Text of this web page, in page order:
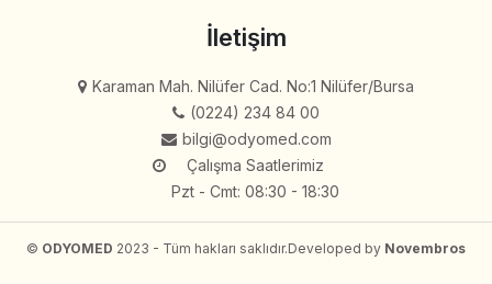
İletişim
Karaman Mah. Nilüfer Cad. No:1 Nilüfer/Bursa
(0224) 234 84 00
bilgi@odyomed.com
Çalışma Saatlerimiz
Pzt - Cmt: 08:30 - 18:30
© ODYOMED 2023 - Tüm hakları saklıdır.Developed by Novembros